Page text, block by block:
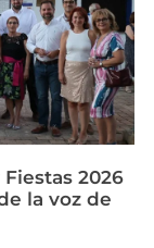
2026
la voz de